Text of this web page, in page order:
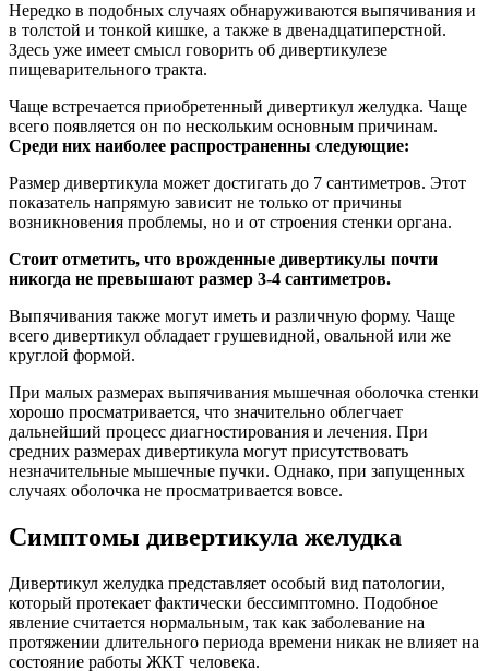
Нередко в подобных случаях обнаруживаются выпячивания и
в толстой и тонкой кишке, а также в двенадцатиперстной.
Здесь уже имеет смысл говорить об дивертикулезе
пищеварительного тракта.
Чаще встречается приобретенный дивертикул желудка. Чаще
всего появляется он по нескольким основным причинам.
Среди них наиболее распространенны следующие:
Размер дивертикула может достигать до 7 сантиметров. Этот
показатель напрямую зависит не только от причины
возникновения проблемы, но и от строения стенки органа.
Стоит отметить, что врожденные дивертикулы почти
никогда не превышают размер 3-4 сантиметров.
Выпячивания также могут иметь и различную форму. Чаще
всего дивертикул обладает грушевидной, овальной или же
круглой формой.
При малых размерах выпячивания мышечная оболочка стенки
хорошо просматривается, что значительно облегчает
дальнейший процесс диагностирования и лечения. При
средних размерах дивертикула могут присутствовать
незначительные мышечные пучки. Однако, при запущенных
случаях оболочка не просматривается вовсе.
Симптомы дивертикула желудка
Дивертикул желудка представляет особый вид патологии,
который протекает фактически бессимптомно. Подобное
явление считается нормальным, так как заболевание на
протяжении длительного периода времени никак не влияет на
состояние работы ЖКТ человека.